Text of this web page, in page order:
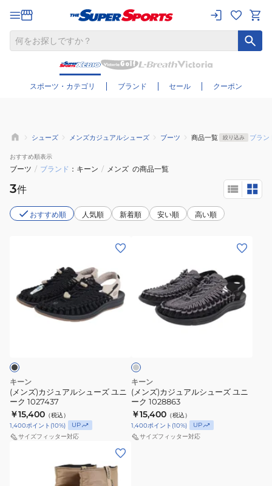
スポーツ・カテゴリ ブランド セール クーポン
さらに絞り込む
シューズ メンズカジュアルシューズ ブーツ 商品一覧 絞り込み ブラン
おすすめ順表示
ブーツ / ブランド キーン / メンズ の商品一覧
3件
おすすめ順 人気順 新着順 安い順 高い順
ジ
シ
ュ
ー
ズ
ユ
ニ
キーン
(メンズ)カジュアルシューズ ユニ
ーク 1027437
￥15,400 （税込）
1,400ポイント (10%)
UP
サイズフィッター対応
ジ
シ
ュ
ー
ズ
ユ
ニ
キーン
(メンズ)カジュアルシューズ ユニ
ーク 1028863
￥15,400 （税込）
1,400ポイント (10%)
UP
サイズフィッター対応